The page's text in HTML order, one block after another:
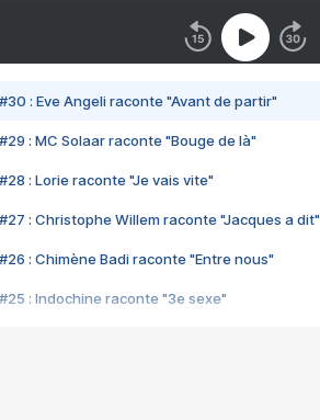
#30 : Eve Angeli raconte "Avant de partir"
#29 : MC Solaar raconte "Bouge de là"
#28 : Lorie raconte "Je vais vite"
#27 : Christophe Willem raconte "Jacques a dit"
#26 : Chimène Badi raconte "Entre nous"
#25 : Indochine raconte "3e sexe"